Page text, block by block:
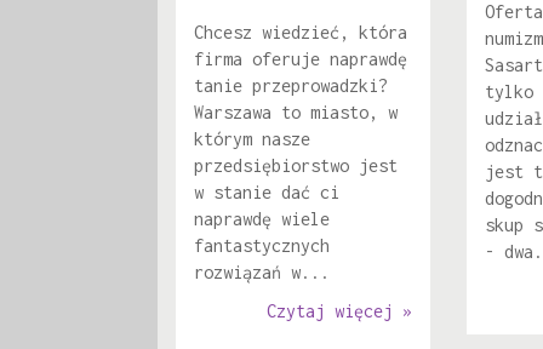
Chcesz wiedzieć, która
firma oferuje naprawdę
tanie przeprowadzki?
Warszawa to miasto, w
którym nasze
przedsiębiorstwo jest
w stanie dać ci
naprawdę wiele
fantastycznych
rozwiązań w...
Czytaj więcej »
tylko
jest
skup
-